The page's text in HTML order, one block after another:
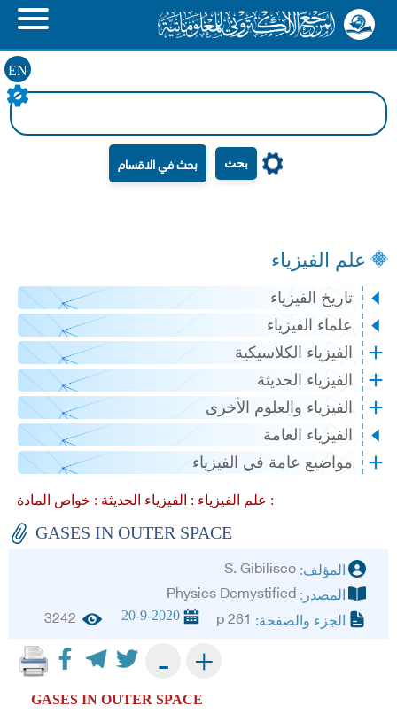
EN
بحث
علم الفيزياء
تاريخ الفيزياء
علماء الفيزياء
الفيزياء الكلاسيكية
الفيزياء الحديثة
الفيزياء والعلوم الأخرى
الفيزياء العامة
مواضيع عامة في الفيزياء
علم الفيزياء : الفيزياء الحديثة : خواص المادة :
GASES IN OUTER SPACE
المؤلف: S. Gibilisco
المصدر: Physics Demystified
الجزء والصفحة: p 261
20-9-2020
3242
+
-
GASES IN OUTER SPACE